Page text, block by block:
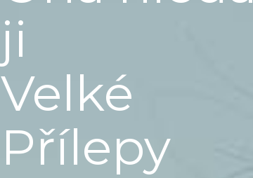
ji
Velké
Přílepy